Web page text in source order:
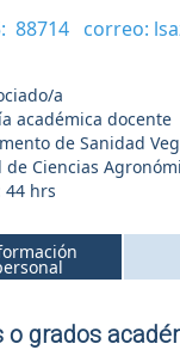
88714 correo:
a
académica docente
de Sanidad
de Ciencias
44 hrs
o grados